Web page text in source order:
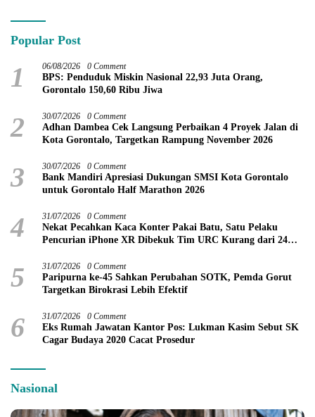
Popular Post
1 06/08/2026 0 Comment
BPS: Penduduk Miskin Nasional 22,93 Juta Orang,
Gorontalo 150,60 Ribu Jiwa
2 30/07/2026 0 Comment
Adhan Dambea Cek Langsung Perbaikan 4 Proyek Jalan di
Kota Gorontalo, Targetkan Rampung November 2026
3 30/07/2026 0 Comment
Bank Mandiri Apresiasi Dukungan SMSI Kota Gorontalo
untuk Gorontalo Half Marathon 2026
4 31/07/2026 0 Comment
Nekat Pecahkan Kaca Konter Pakai Batu, Satu Pelaku
Pencurian iPhone XR Dibekuk Tim URC Kurang dari 24
5 31/07/2026 0 Comment
Paripurna ke-45 Sahkan Perubahan SOTK, Pemda Gorut
Targetkan Birokrasi Lebih Efektif
6 31/07/2026 0 Comment
Eks Rumah Jawatan Kantor Pos: Lukman Kasim Sebut SK
Cagar Budaya 2020 Cacat Prosedur
Nasional